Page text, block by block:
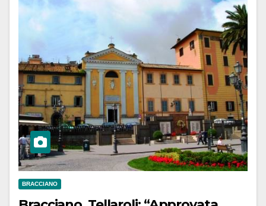
BRACCIANO